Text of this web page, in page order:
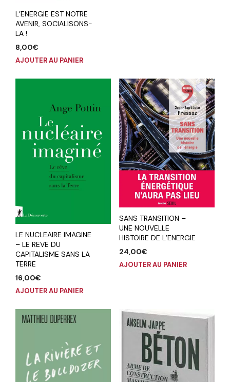
L’ENERGIE EST NOTRE
AVENIR, SOCIALISONS-
LA !
8,00€
AJOUTER AU PANIER
LE NUCLEAIRE IMAGINE
– LE REVE DU
CAPITALISME SANS LA
TERRE
16,00€
AJOUTER AU PANIER
SANS TRANSITION –
UNE NOUVELLE
HISTOIRE DE L’ENERGIE
24,00€
AJOUTER AU PANIER